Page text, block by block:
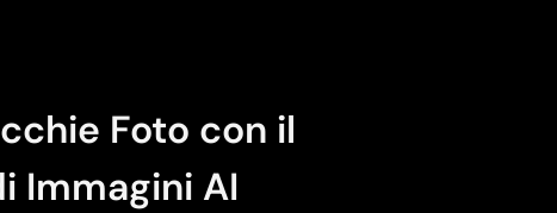
Foto con il
Immagini AI